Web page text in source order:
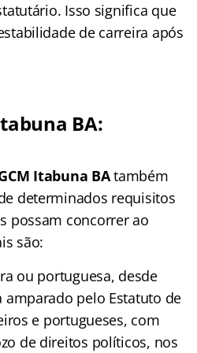
Isso significa que
de carreira após
BA:
Itabuna BAtambém
determinados requisitos
possam concorrer ao
são:
ou portuguesa, desde
amparado pelo Estatuto de
e portugueses, com
de direitos políticos, nos